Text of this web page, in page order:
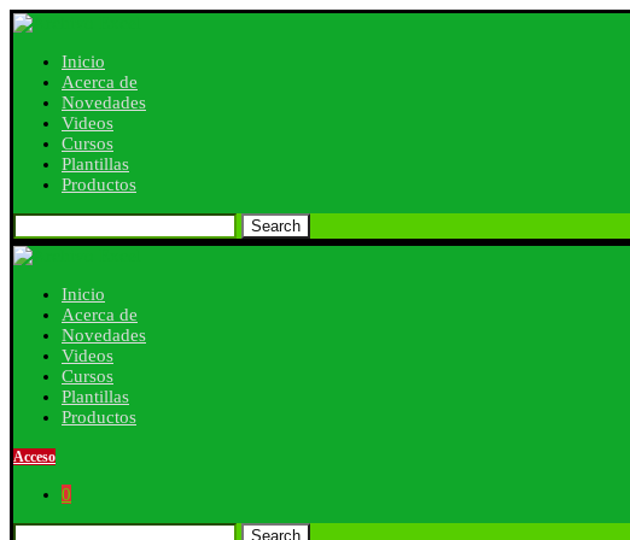
Inicio
Acerca de
Novedades
Videos
Cursos
Plantillas
Productos
Search
Inicio
Acerca de
Novedades
Videos
Cursos
Plantillas
Productos
Acceso
0
Search